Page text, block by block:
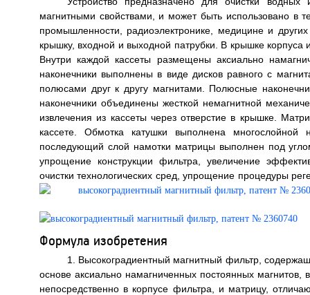
магнитными свойствами, и может быть использовано в
промышленности, радиоэлектронике, медицине и
крышку, входной и выходной патрубки. В крышке корпуса
Внутри каждой кассеты размещены аксиально
наконечники выполнены в виде дисков равного с
полюсами друг к другу магнитами. Полюсные
наконечники объединены жесткой немагнитной
извлечения из кассеты через отверстие в крышке.
кассете. Обмотка катушки выполнена многослойной
последующий слой намотки матрицы выполнен под
упрощение конструкции фильтра, увеличение
очистки технологических сред, упрощение процедуры
Формула изобретения
1. Высокоградиентный магнитный фильтр,
основе аксиально намагниченных постоянных
непосредственно в корпусе фильтра, и матрицу,